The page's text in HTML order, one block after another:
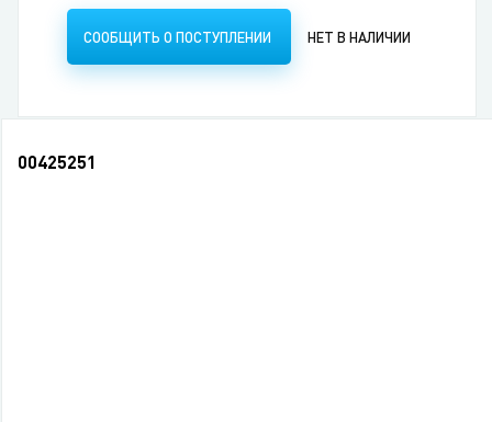
СООБЩИТЬ О ПОСТУПЛЕНИИ НЕТ В НАЛИЧИИ
00425251